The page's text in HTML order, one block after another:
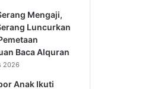
Mengaji,
Luncurkan
Baca Alquran
2026
Anak Ikuti